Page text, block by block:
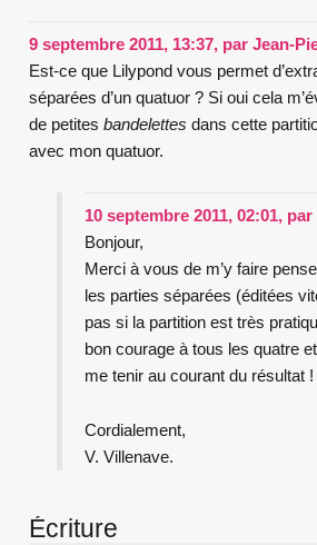
9 septembre 2011, 13:37, par Jean-
Est-ce que Lilypond vous permet
séparées d’un quatuor ? Si oui cela
de petites bandelettes dans cette
avec mon quatuor.
10 septembre 2011, 02:01, par
Bonjour,
Merci à vous de m’y faire
les parties séparées (éditées
pas si la partition est très
bon courage à tous les quatre
me tenir au courant du résultat !
Cordialement,
V. Villenave.
Écriture